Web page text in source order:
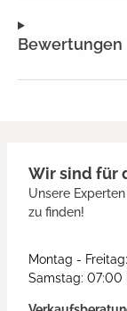
Bewertungen
Wir sind für
Unsere
zu finden!
Montag -
Samstag: 07:00